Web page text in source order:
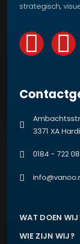
strategisch,
3371 XA
0184 - 722
WAT DOEN
WIE ZIJN WIJ?